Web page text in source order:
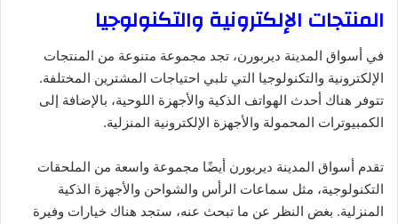
المنتجات الإلكترونية والتكنولوجيا
في أسواق المدينة ديربورن، تجد مجموعة متنوعة من المنتجات
الإلكترونية والتكنولوجيا التي تلبي احتياجات المشترين المختلفة.
تتوفر هناك أحدث الهواتف الذكية والأجهزة اللوحية، بالإضافة إلى
الكمبيوترات المحمولة والأجهزة الإلكترونية المنزلية.
تقدم أسواق المدينة ديربورن أيضًا مجموعة واسعة من الملحقات
التكنولوجية، مثل سماعات الرأس والشواحن والأجهزة الذكية
المنزلية. بغض النظر عن ما تبحث عنه، ستجد هناك خيارات وفيرة